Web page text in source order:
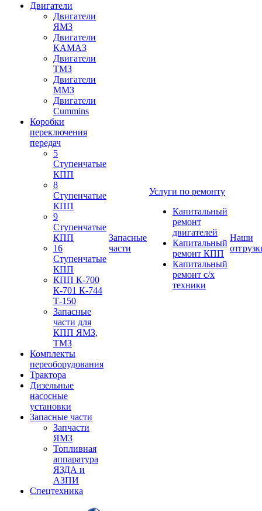
Двигатели
Двигатели
ЯМЗ
Двигатели
КАМАЗ
Двигатели
ТМЗ
Двигатели
ММЗ
Двигатели
Cummins
Коробки
переключения
передач
5
Ступенчатые
КПП
8
Ступенчатые
КПП
9
Ступенчатые
КПП
16
Ступенчатые
КПП
КПП К-700
К-701 К-744
Т-150
Запасные
части для
КПП ЯМЗ,
ТМЗ
Комплекты
переоборудования
Трактора
Дизельные
насосные
установки
Запасные части
Запчасти
ЯМЗ
Топливная
аппаратура
ЯЗДА и
АЗПИ
Спецтехника
Запасные
части
Услуги по ремонту
Капитальный
ремонт
двигателей
Капитальный
ремонт КПП
Капитальный
ремонт с/х
техники
Наши